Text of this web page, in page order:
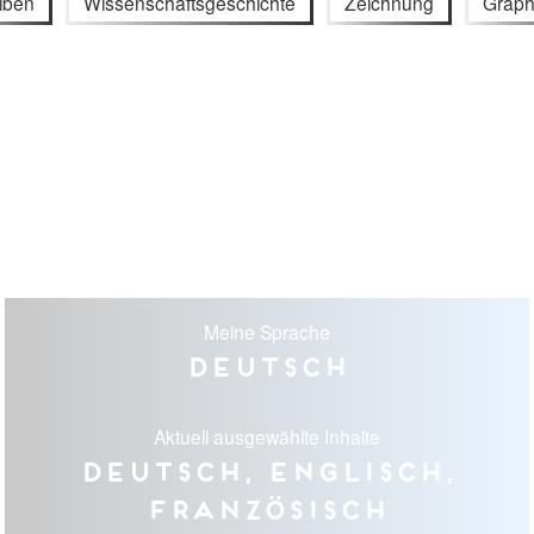
Meine Sprache
Deutsch
Aktuell ausgewählte Inhalte
Deutsch, Englisch,
Französisch